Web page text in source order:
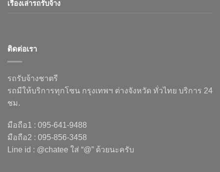
เรื่องเล่ารถรับจ้าง
ติดต่อเรา
รถรับจ้างชาตรี
รถมีให้บริการทุกโซน กรุงเทพฯ ต่างจังหวัด ทั่วไทย บริการ 24
ชม.
มือถือ1 : 095-641-9488
มือถือ2 : 095-856-3458
Line id : @chatee ใส่ “@” ด้วยนะครับ